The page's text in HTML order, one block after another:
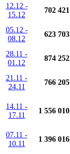
12.12 -
15.12
702 421
05.12 -
08.12
623 703
28.11 -
01.12
874 252
21.11 -
24.11
766 205
14.11 -
17.11
1 556 010
07.11 -
10.11
1 396 016